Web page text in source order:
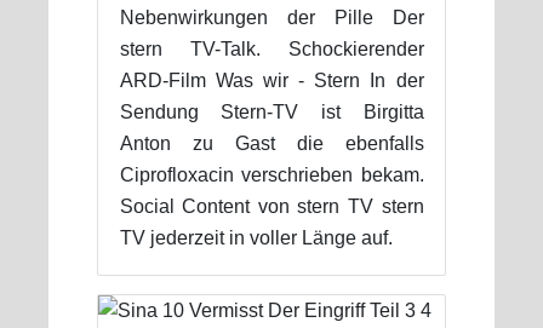
Nebenwirkungen der Pille Der
stern TV-Talk. Schockierender
ARD-Film Was wir - Stern In der
Sendung Stern-TV ist Birgitta
Anton zu Gast die ebenfalls
Ciprofloxacin verschrieben bekam.
Social Content von stern TV stern
TV jederzeit in voller Länge auf.